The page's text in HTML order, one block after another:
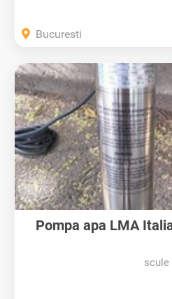
Bucuresti
Pompa apa LMA
scule